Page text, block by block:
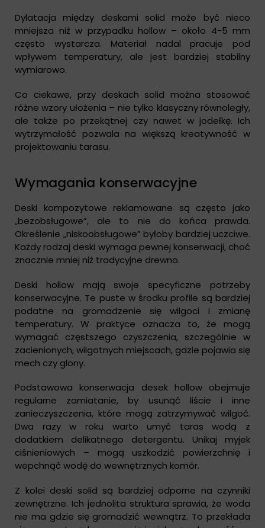
Dylatacja między deskami solid może być nieco
mniejsza niż w przypadku hollow – około 4-5 mm
często wystarcza. Materiał nadal pracuje pod
wpływem temperatury, ale jest bardziej stabilny
wymiarowo.
Co ciekawe, przy deskach solid można stosować
różne wzory ułożenia – nie tylko klasyczny równoległy,
ale także po przekątnej czy nawet w jodełkę. Ich
wytrzymałość pozwala na większą kreatywność w
projektowaniu tarasu.
Wymagania konserwacyjne
Deski kompozytowe reklamowane są często jako
„bezobsługowe”, ale to nie do końca prawda.
Określenie „niskoobsługowe” byłoby bardziej uczciwe.
Każdy rodzaj deski wymaga pewnej konserwacji, choć
znacznie mniej niż tradycyjne drewno.
Deski hollow mają swoje specyficzne potrzeby
konserwacyjne. Te puste w środku profile są bardziej
podatne na gromadzenie się wilgoci i zmianę
temperatury. W praktyce oznacza to, że mogą
wymagać częstszego czyszczenia, szczególnie w
zacienionych, wilgotnych miejscach, gdzie pojawia się
mech czy glony.
Podstawowa konserwacja desek hollow obejmuje
regularne zamiatanie, by usunąć liście i inne
zanieczyszczenia, które mogą zatrzymywać wilgoć.
Dwa razy w roku warto umyć taras wodą z
dodatkiem delikatnego detergentu. Unikaj myjek
ciśnieniowych – mogą uszkodzić powierzchnię i
wepchnąć wodę do wewnętrznych komór.
Z kolei deski solid są bardziej odporne na czynniki
zewnętrzne. Ich jednolita struktura sprawia, że woda
nie ma gdzie się gromadzić wewnątrz. To przekłada